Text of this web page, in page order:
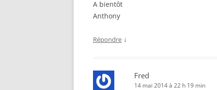
A bientôt
Anthony
Répondre ↓
Fred
14 mai 2014 à 22 h 19 min